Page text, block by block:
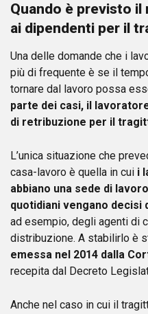
Quando è previsto
ai dipendenti per il
Una delle domande che i
più di frequente è se il
tornare dal lavoro possa
parte dei casi, il
di retribuzione per il
L’unica situazione che
casa-lavoro è quella in cui i
abbiano una sede di
quotidiani vengano decisi
ad esempio, degli agenti di
distribuzione. A stabilirlo è
emessa nel 2014 dalla
recepita dal Decreto
Anche nel caso in cui il